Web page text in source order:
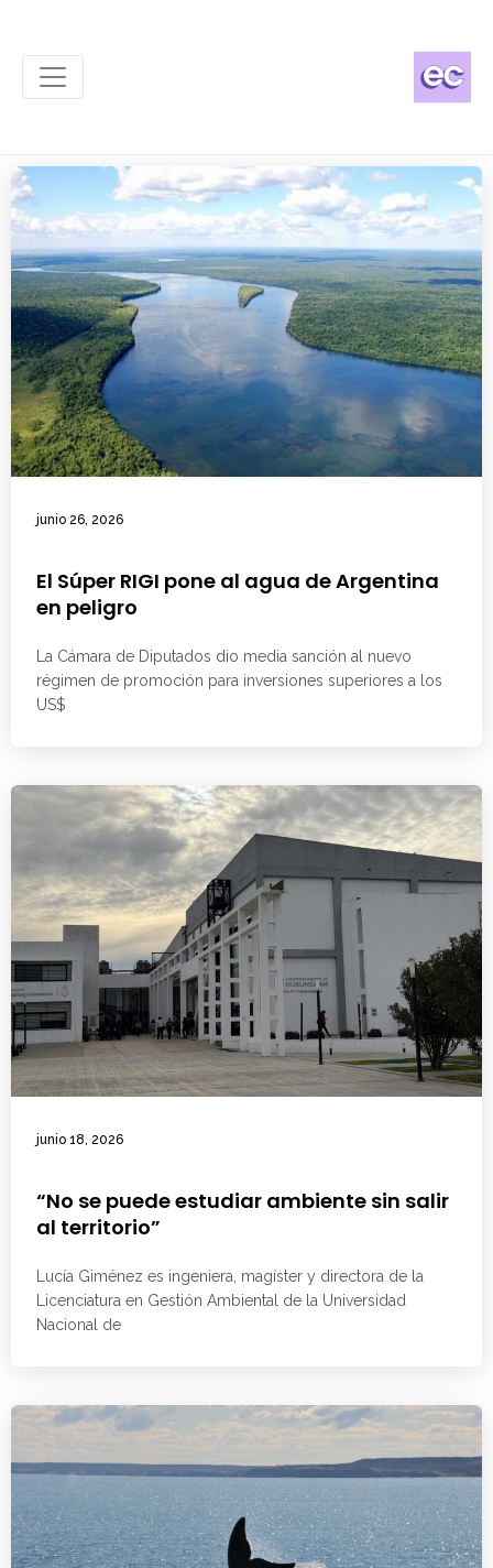
junio 26, 2026
El Súper RIGI pone al agua de Argentina
en peligro
La Cámara de Diputados dio media sanción al nuevo
régimen de promoción para inversiones superiores a los
US$
junio 18, 2026
“No se puede estudiar ambiente sin salir
al territorio”
Lucía Giménez es ingeniera, magíster y directora de la
Licenciatura en Gestión Ambiental de la Universidad
Nacional de